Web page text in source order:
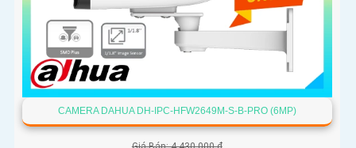
CAMERA DAHUA DH-IPC-HFW2649M-S-B-PRO (6MP)